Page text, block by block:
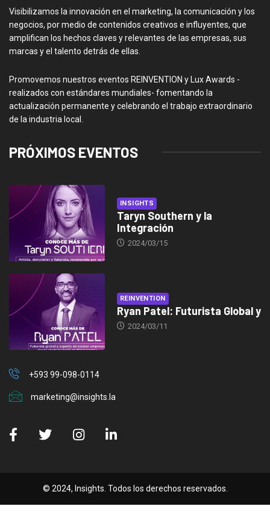
Visibilizamos la innovación en el marketing, la comunicación y los
negocios, por medio de contenidos creativos e influyentes, que
amplifican los hechos claves y relevantes de las empresas, sus
marcas y el talento detrás de ellas.
Promovemos nuestros eventos REINVENTION y Lux Awards -
realizados con estándares mundiales- fomentando la
actualización permanente y celebrando el trabajo extraordinario
de la industria local.
PRÓXIMOS EVENTOS
INSIGHTS
Taryn Southern y la
Integración
2024/03/15
REINVENTION
Ryan Patel: Futurista Global y
2024/03/11
+593 99-098-0114
marketing@insights.la
© 2024, Insights. Todos los derechos reservados.